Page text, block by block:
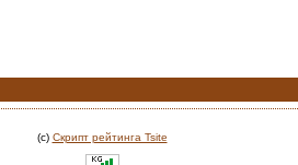
(c) Скрипт рейтинга Tsite